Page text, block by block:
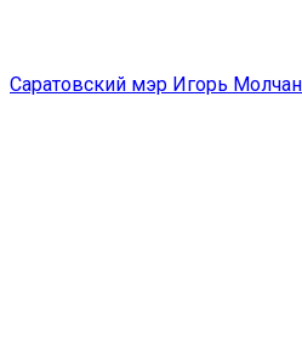
Саратовский мэр Игорь